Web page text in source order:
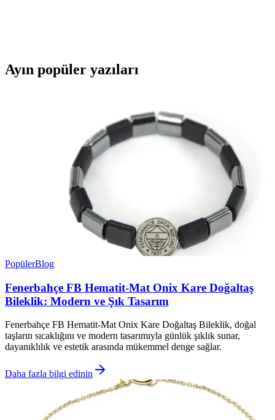
Ayın popüler yazıları
PopülerBlog
Fenerbahçe FB Hematit-Mat Onix Kare Doğaltaş
Bileklik: Modern ve Şık Tasarım
Fenerbahçe FB Hematit-Mat Onix Kare Doğaltaş Bileklik, doğal
taşların sıcaklığını ve modern tasarımıyla günlük şıklık sunar,
dayanıklılık ve estetik arasında mükemmel denge sağlar.
Daha fazla bilgi edinin